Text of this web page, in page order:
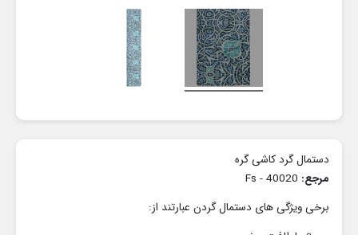
دستمال گرد کاشی گره
مرجع:
برخی ویژگی های دستمال گردن عبارتند از: